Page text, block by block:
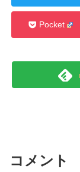
Pocket
コメント